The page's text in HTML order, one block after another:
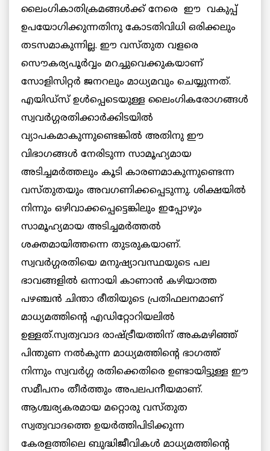
ലൈംഗികാതിക്രമങ്ങള്‍ക്ക് നേരെ ഈ വകുപ്പ്
ഉപയോഗിക്കുന്നതിനു കോടതിവിധി ഒരിക്കലും
തടസമാകുന്നില്ല. ഈ വസ്തുത വളരെ
സൌകര്യപൂര്‍വ്വം മറച്ചുവെക്കുകയാണ്
സോളിസിറ്റര്‍ ജനറലും മാധ്യമവും ചെയ്യുന്നത്.
എയിഡ്സ് ഉള്‍പ്പെടെയുള്ള ലൈംഗികരോഗങ്ങള്‍
സ്വവര്‍ഗ്ഗരതിക്കാര്‍ക്കിടയില്‍
വ്യാപകമാകുന്നുണ്ടെങ്കില്‍ അതിനു ഈ
വിഭാഗങ്ങള്‍ നേരിടുന്ന സാമൂഹ്യമായ
അടിച്ചമര്‍ത്തലും കൂടി കാരണമാകുന്നുണ്ടെന്ന
വസ്തുതയും അവഗണിക്കപ്പെടുന്നു. ശിക്ഷയില്‍
നിന്നും ഒഴിവാക്കപ്പെട്ടെങ്കിലും ഇപ്പോഴും
സാമൂഹ്യമായ അടിച്ചമര്‍ത്തല്‍
ശക്തമായിത്തന്നെ തുടരുകയാണ്.
സ്വവര്‍ഗ്ഗരതിയെ മനുഷ്യാവസ്ഥയുടെ പല
ഭാവങ്ങളില്‍ ഒന്നായി കാണാന്‍ കഴിയാത്ത
പഴഞ്ചന്‍ ചിന്താ രീതിയുടെ പ്രതിഫലനമാണ്
മാധ്യമത്തിന്റെ എഡിറ്റോറിയലില്‍
ഉള്ളത്.സ്വത്വവാദ രാഷ്ട്രീയത്തിന് അകമഴിഞ്ഞ്
പിന്തുണ നല്‍കുന്ന മാധ്യമത്തിന്റെ ഭാഗത്ത്
നിന്നും സ്വവര്‍ഗ്ഗ രതിക്കെതിരെ ഉണ്ടായിട്ടുള്ള ഈ
സമീപനം തീര്‍ത്തും അപലപനീയമാണ്.
ആശ്ചര്യകരമായ മറ്റൊരു വസ്തുത
സ്വത്വവാദത്തെ ഉയര്‍ത്തിപിടിക്കുന്ന
കേരളത്തിലെ ബുദ്ധിജീവികള്‍ മാധ്യമത്തിന്റെ